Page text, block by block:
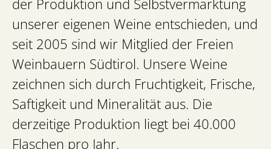
unserer eigenen Weine entschieden, und
seit 2005 sind wir Mitglied der Freien
Weinbauern Südtirol. Unsere Weine
zeichnen sich durch Fruchtigkeit, Frische,
Saftigkeit und Mineralität aus. Die
derzeitige Produktion liegt bei 40.000
Flaschen pro Jahr.